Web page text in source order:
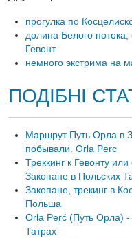
прогулка по
долина Белого
Гевонт
немного экстрима на
ПОДІБНІ
Маршрут Путь Орла в
побывали. Orla Perc
Треккинг к Гевонту
Закопане в Польских
Закопане, трекинг в
Польша
Orla Perć (Путь Орла)
Татрах